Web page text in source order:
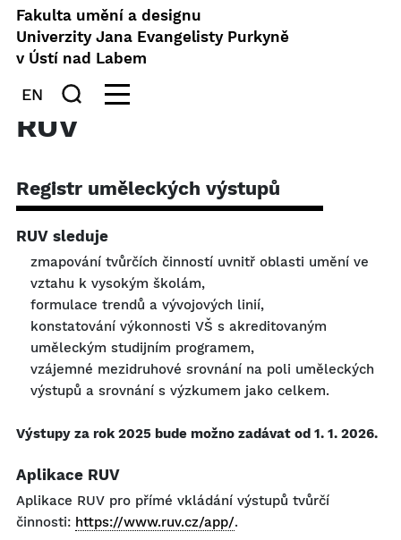
Fakulta umění a designu
Univerzity Jana Evangelisty Purkyně
v Ústí nad Labem
EN
RUV
Registr uměleckých výstupů
RUV sleduje
zmapování tvůrčích činností uvnitř oblasti umění ve
vztahu k vysokým školám,
formulace trendů a vývojových linií,
konstatování výkonnosti VŠ s akreditovaným
uměleckým studijním programem,
vzájemné mezidruhové srovnání na poli uměleckých
výstupů a srovnání s výzkumem jako celkem.
Výstupy za rok 2025 bude možno zadávat od 1. 1. 2026.
Aplikace RUV
Aplikace RUV pro přímé vkládání výstupů tvůrčí
činnosti: https://www.ruv.cz/app/.